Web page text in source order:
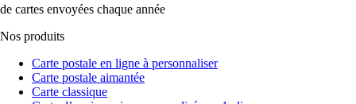
de cartes envoyées chaque année
Nos produits
Carte postale en ligne à personnaliser
Carte postale aimantée
Carte classique